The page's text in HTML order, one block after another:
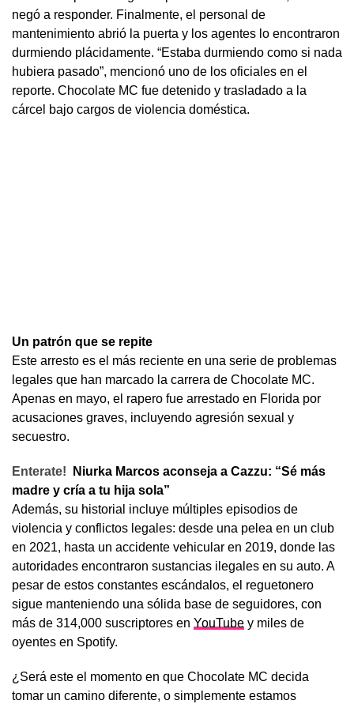
negó a responder. Finalmente, el personal de
mantenimiento abrió la puerta y los agentes lo encontraron
durmiendo plácidamente. “Estaba durmiendo como si nada
hubiera pasado”, mencionó uno de los oficiales en el
reporte. Chocolate MC fue detenido y trasladado a la
cárcel bajo cargos de violencia doméstica.
Un patrón que se repite
Este arresto es el más reciente en una serie de problemas
legales que han marcado la carrera de Chocolate MC.
Apenas en mayo, el rapero fue arrestado en Florida por
acusaciones graves, incluyendo agresión sexual y
secuestro.
Enterate!
Niurka Marcos aconseja a Cazzu: “Sé más
madre y cría a tu hija sola”
Además, su historial incluye múltiples episodios de
violencia y conflictos legales: desde una pelea en un club
en 2021, hasta un accidente vehicular en 2019, donde las
autoridades encontraron sustancias ilegales en su auto. A
pesar de estos constantes escándalos, el reguetonero
sigue manteniendo una sólida base de seguidores, con
más de 314,000 suscriptores en YouTube y miles de
oyentes en Spotify.
¿Será este el momento en que Chocolate MC decida
tomar un camino diferente, o simplemente estamos